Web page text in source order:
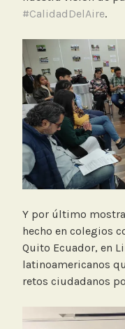
#CalidadDelAire.
Y por último
hecho en colegios
Quito Ecuador, en
latinoamericanos
retos ciudadanos